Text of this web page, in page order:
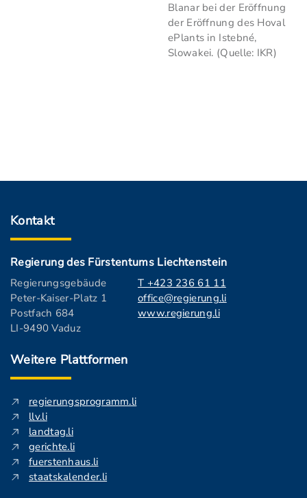
Blanar bei der Eröffnung
der Eröffnung des Hoval
ePlants in Istebné,
Slowakei. (Quelle: IKR)
Kontakt
Regierung des Fürstentums Liechtenstein
Regierungsgebäude
Peter-Kaiser-Platz 1
Postfach 684
LI-9490 Vaduz
T +423 236 61 11
office@regierung.li
www.regierung.li
Weitere Plattformen
regierungsprogramm.li
llv.li
landtag.li
gerichte.li
fuerstenhaus.li
staatskalender.li